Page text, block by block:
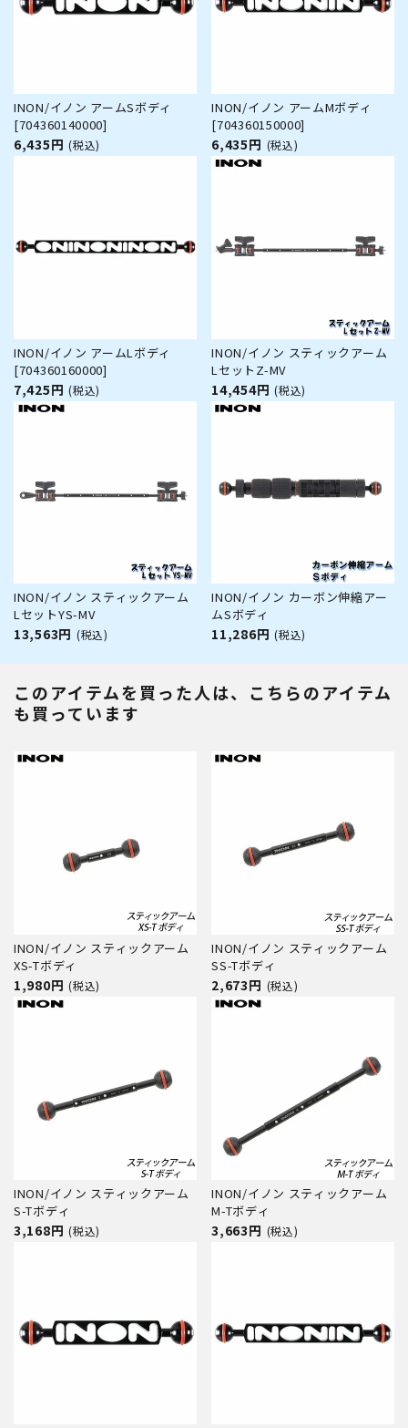
INON/イノン アームSボディ
[704360140000]
6,435円 (税込)
INON/イノン アームMボディ
[704360150000]
6,435円 (税込)
INON/イノン アームLボディ
[704360160000]
7,425円 (税込)
INON/イノン スティックアーム
LセットZ-MV
14,454円 (税込)
INON/イノン スティックアーム
LセットYS-MV
13,563円 (税込)
INON/イノン カーボン伸縮アー
ムSボディ
11,286円 (税込)
このアイテムを買った人は、こちらのアイテム
も買っています
INON/イノン スティックアーム
XS-Tボディ
1,980円 (税込)
INON/イノン スティックアーム
SS-Tボディ
2,673円 (税込)
INON/イノン スティックアーム
S-Tボディ
3,168円 (税込)
INON/イノン スティックアーム
M-Tボディ
3,663円 (税込)